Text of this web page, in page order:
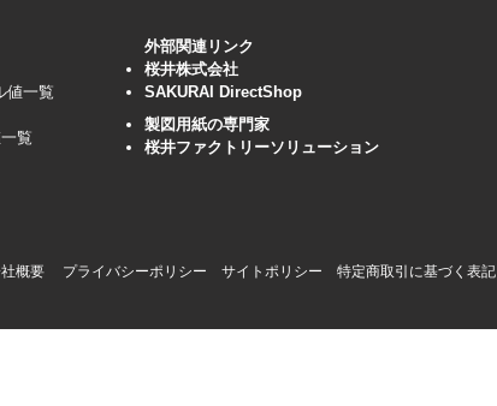
値一覧
覧
外部関連リンク
桜井株式会社
SAKURAI DirectShop
製図用紙の専門家
桜井ファクトリーソリューション
概要 プライバシーポリシー サイトポリシー 特定商取引に基づく表記